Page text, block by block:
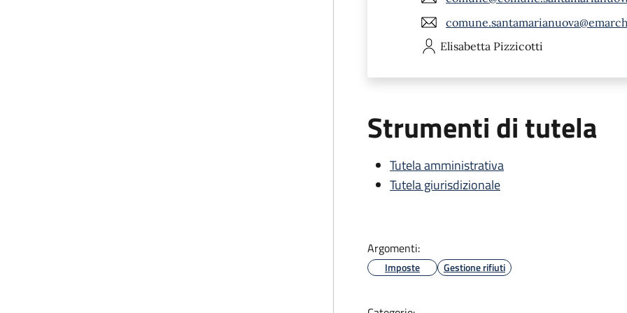
Elisabetta Pizzicotti
Strumenti di tutela
Tutela amministrativa
Tutela giurisdizionale
Argomenti:
Imposte Gestione rifiuti